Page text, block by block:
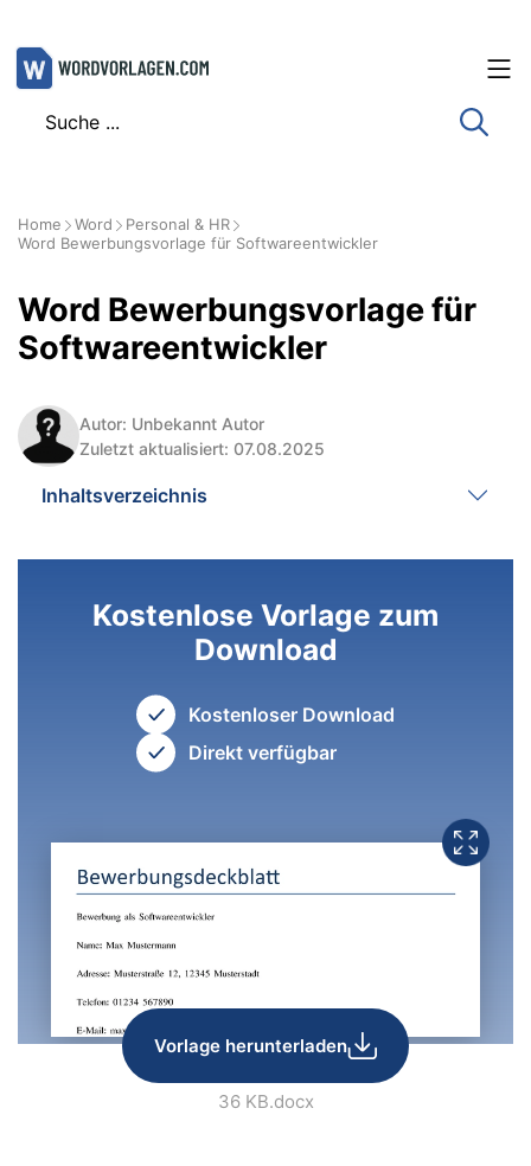
Zum
Inhalt
Home Word
Personal & HR
Word Bewerbungsvorlage für Softwareentwickler
Word Bewerbungsvorlage für
Softwareentwickler
Autor: Unbekannt Autor
Zuletzt aktualisiert: 07.08.2025
Inhaltsverzeichnis
Kostenlose Vorlage zum
Download
Kostenloser Download
Direkt verfügbar
Vorlage herunterladen
36 KB.docx